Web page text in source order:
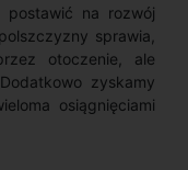
postawić na rozwój
sprawia,
otoczenie, ale
zyskamy
osiągnięciami